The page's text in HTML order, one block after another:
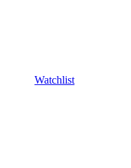
Watchlist